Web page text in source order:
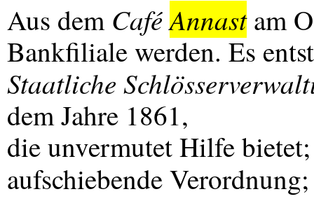
Aus dem CaféAnnastam
Bankfiliale werden. Es
Staatliche
dem Jahre 1861,
die unvermutet Hilfe
aufschiebende